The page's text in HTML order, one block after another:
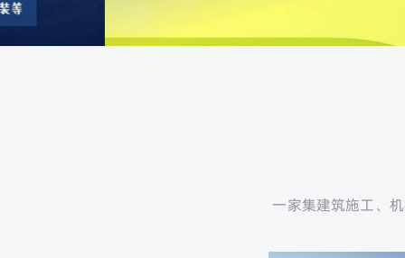
一家集建筑施工、